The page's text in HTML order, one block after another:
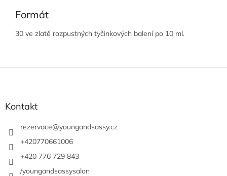
Formát
30 ve zlatě rozpustných tyčinkových balení po 10 ml.
Z
Kontakt
rezervace@youngandsassy.cz
+420770661006
+420 776 729 843
/youngandsassysalon